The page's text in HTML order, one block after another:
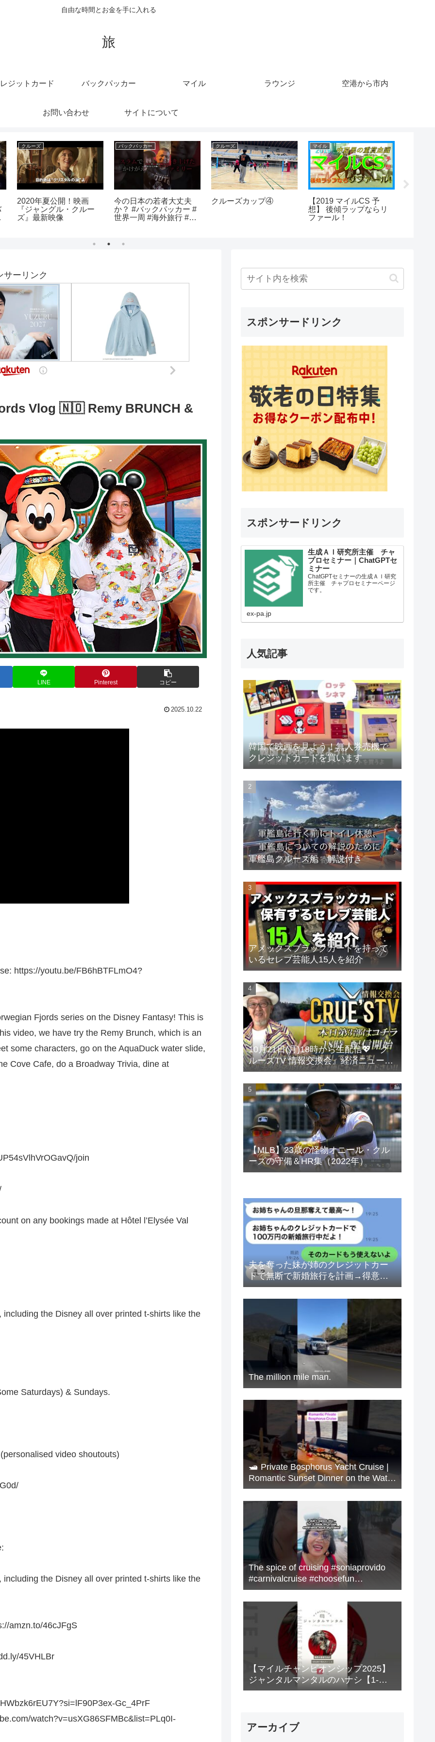
自由な時間とお金を手に入れる
旅
ジットカード バックパッカー マイル ラウンジ 空港から市内
お問い合わせ サイトについて
クルーズ
2020年夏公開！映画
『ジャングル・クルー
ズ』最新映像
バックパッカー
今の日本の若者大丈夫
か？ #バックパッカー #
世界一周 #海外旅行 #ひ
クルーズ
クルーズカップ④
マイル
【2019 マイルCS 予
想】 後傾ラップならリ
ファール！
サーリンク
Vlog 🇳🇴 Remy BRUNCH &
LINE Pinterest コピー
2025.10.22
https://youtu.be/FB6hBTFLmO4?
Fjords series on the Disney Fantasy! This is
video, we have try the Remy Brunch, which is an
some characters, go on the AquaDuck water slide,
Cove Cafe, do a Broadway Trivia, dine at
join
on any bookings made at Hôtel l’Elysée Val
the Disney all over printed t-shirts like the
Saturdays) & Sundays.
video shoutouts)
the Disney all over printed t-shirts like the
amzn.to/46cJFgS
45VHLBr
Gc_4PrF
watch?v=usXG86SFMBc&list=PLq0I-
スポンサードリンク
スポンサードリンク
生成ＡＩ研究所主催 チャ
プロセミナー｜ChatGPTセ
ミナー
ChatGPTセミナーの生成ＡＩ研究
所主催 チャプロセミナーページ
です。
ex-pa.jp
人気記事
韓国で映画を見よう！無人券売機で
クレジットカードを買います
軍艦島クルーズ船 解説付き
アメックスブラックカードを持って
いるセレブ芸能人15人を紹介
10月21日(月)18時から生配信💖『ク
ルーズTV 情報交換会』経済ニュース
投資 株式市場 新NISA 投資信託 仮想
通貨 ビットコイン 不動産投資 為替
ベトナムドン イラクディナール
【MLB】23歳の怪物オニール・クル
ーズの守備＆HR集（2022年）
夫を奪った妹が姉のクレジットカー
ドで無断で新婚旅行を計画→得意げ
な妹に「カードは解約したから」と
伝えた時の反応が…ｗ
The million mile man.
🛥️ Private Bosphorus Yacht Cruise |
Romantic Sunset Dinner on the Water
🇹🇷✨
The spice of cruising #soniaprovido
#carnivalcruise #choosefun
#adventure #cruise #fun
【マイルチャンピオンシップ2025】
ジャンタルマンタルのハナシ【1-
MINUTE】#競馬
アーカイブ